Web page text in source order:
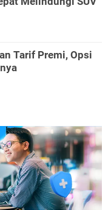
Tarif Premi, Opsi